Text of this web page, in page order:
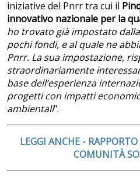
iniziative del Pnrr tra cui il
innovativo nazionale per la
ho trovato già impostato
pochi fondi, e al quale ne
Pnrr. La sua impostazione,
straordinariamente
base dell’esperienza
progetti con impatti
ambientali".
LEGGI ANCHE -
COMUNITÀ